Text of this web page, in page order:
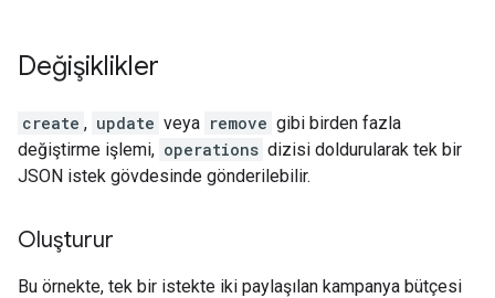
Değişiklikler
create , update veya remove gibi birden fazla
değiştirme işlemi, operations dizisi doldurularak tek bir
JSON istek gövdesinde gönderilebilir.
Oluşturur
Bu örnekte, tek bir istekte iki paylaşılan kampanya bütçesi